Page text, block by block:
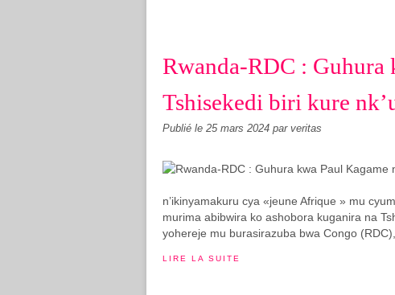
Rwanda-RDC : Guhura
Tshisekedi biri kure
Publié le 25 mars 2024 par veritas
n’ikinyamakuru cya «jeune Afrique » mu
murima abibwira ko ashobora kuganira na
yohereje mu burasirazuba bwa Congo (RDC),
LIRE LA SUITE